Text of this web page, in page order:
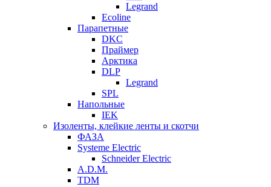
Legrand
Ecoline
Парапетные
DKC
Праймер
Арктика
DLP
Legrand
SPL
Напольные
IEK
Изоленты, клейкие ленты и скотчи
ФАЗА
Systeme Electric
Schneider Electric
A.D.M.
TDM